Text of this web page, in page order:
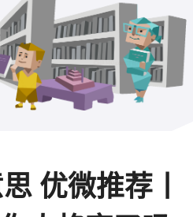
优微推荐丨